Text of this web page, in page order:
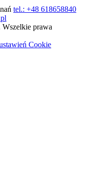
tel.: +48 618658840
prawa
Cookie